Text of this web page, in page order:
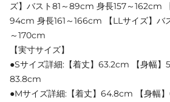
ズ】バスト81～89cm 身長157～162cm
94cm 身長161～166cm 【LLサイズ】バ
～170cm
【実寸サイズ】
●Sサイズ詳細:【着丈】63.2cm 【身幅】
83.8cm
●Mサイズ詳細:【着丈】64.8cm 【身幅